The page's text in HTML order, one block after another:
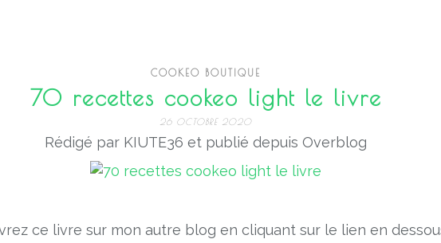
COOKEO BOUTIQUE
70 recettes cookeo light le livre
26 OCTOBRE 2020
Rédigé par KIUTE36 et publié depuis Overblog
ce livre sur mon autre blog en cliquant sur le lien en